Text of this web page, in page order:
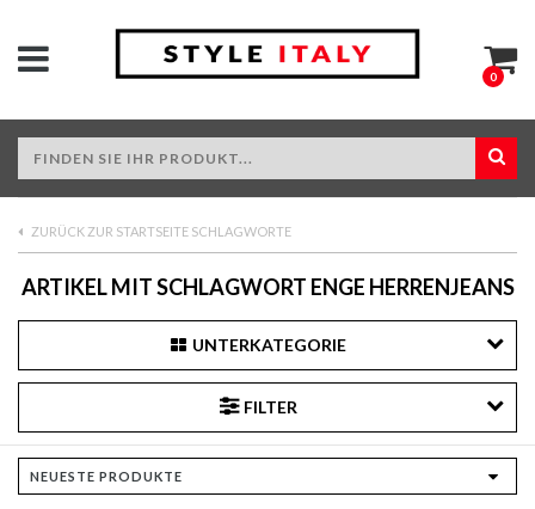
0
ZURÜCK ZUR STARTSEITE SCHLAGWORTE
ARTIKEL MIT SCHLAGWORT ENGE HERRENJEANS
UNTERKATEGORIE
FILTER